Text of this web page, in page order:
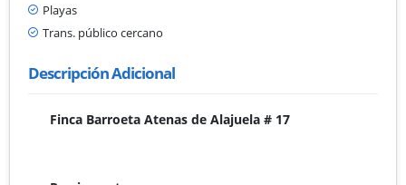
Playas
Trans. público cercano
Descripción Adicional
Finca Barroeta Atenas de Alajuela # 17